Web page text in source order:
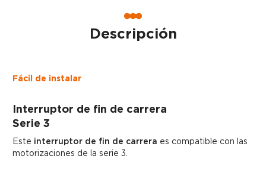
Descripción
Fácil de instalar
Interruptor de fin de carrera
Serie 3
Este interruptor de fin de carrera es compatible con las
motorizaciones de la serie 3.